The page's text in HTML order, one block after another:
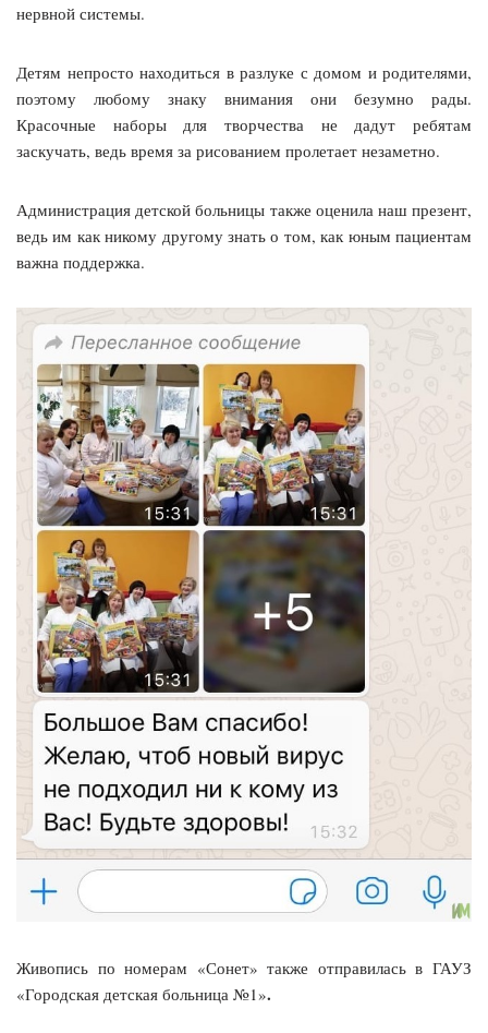
нервной системы.
Детям непросто находиться в разлуке с домом и родителями,
поэтому любому знаку внимания они безумно рады.
Красочные наборы для творчества не дадут ребятам
заскучать, ведь время за рисованием пролетает незаметно.
Администрация детской больницы также оценила наш презент,
ведь им как никому другому знать о том, как юным пациентам
важна поддержка.
Живопись по номерам «Сонет» также отправилась в ГАУЗ
«Городская детская больница №1».